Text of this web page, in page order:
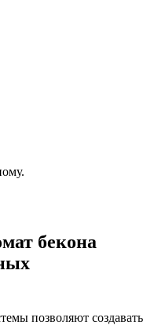
бекона
позволяют создавать